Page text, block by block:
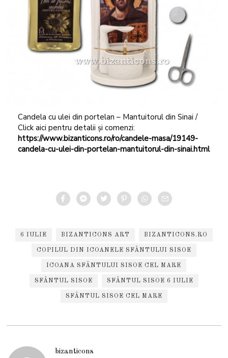
Candela cu ulei din portelan – Mantuitorul din Sinai /
Click aici pentru detalii și comenzi:
https://www.bizanticons.ro/ro/candele-masa/19149-
candela-cu-ulei-din-portelan-mantuitorul-din-sinai.html
6 IULIE BIZANTICONS ART BIZANTICONS.RO
COPILUL DIN ICOANELE SFÂNTULUI SISOE
ICOANA SFÂNTULUI SISOE CEL MARE
SFÂNTUL SISOE SFÂNTUL SISOE 6 IULIE
SFÂNTUL SISOE CEL MARE
bizanticons